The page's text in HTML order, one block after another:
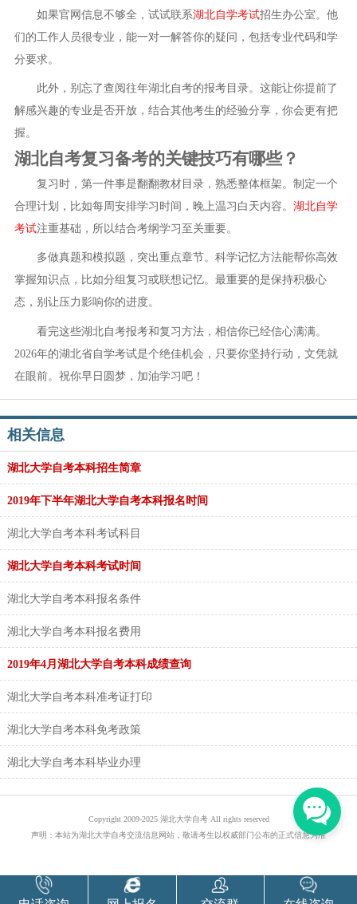
如果官网信息不够全，试试联系湖北自学考试招生办公室。他
们的工作人员很专业，能一对一解答你的疑问，包括专业代码和学
分要求。
此外，别忘了查阅往年湖北自考的报考目录。这能让你提前了
解感兴趣的专业是否开放，结合其他考生的经验分享，你会更有把
握。
湖北自考复习备考的关键技巧有哪些？
复习时，第一件事是翻翻教材目录，熟悉整体框架。制定一个
合理计划，比如每周安排学习时间，晚上温习白天内容。 湖北自学
考试注重基础，所以结合考纲学习至关重要。
多做真题和模拟题，突出重点章节。科学记忆方法能帮你高效
掌握知识点，比如分组复习或联想记忆。最重要的是保持积极心
态，别让压力影响你的进度。
看完这些湖北自考报考和复习方法，相信你已经信心满满。
2026年的湖北省自学考试是个绝佳机会，只要你坚持行动，文凭就
在眼前。祝你早日圆梦，加油学习吧！
相关信息
湖北大学自考本科招生简章
2019年下半年湖北大学自考本科报名时间
湖北大学自考本科考试科目
湖北大学自考本科考试时间
湖北大学自考本科报名条件
湖北大学自考本科报名费用
2019年4月湖北大学自考本科成绩查询
湖北大学自考本科准考证打印
湖北大学自考本科免考政策
湖北大学自考本科毕业办理
Copyright 2009-2025 湖北大学自考 All rights reserved
声明：本站为湖北大学自考交流信息网站，敬请考生以权威部门公布的正式信息为准